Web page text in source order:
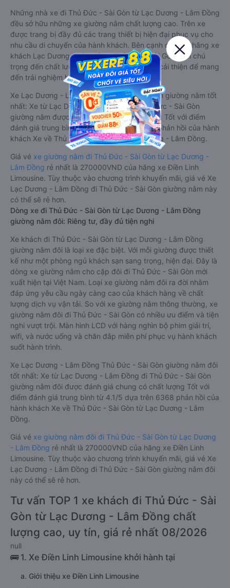
Những nhà xe đi Thủ Đức - Sài Gòn từ Lạc Dương - Lâm Đồng
đều sở hữu những xe giường nằm chất lượng cao. Trên xe
được trang bị đầy đủ các trang thiết bị hiện đại phục vụ cho
nhu cầu di chuyển của hành khách. Bên cạnh đó, các hãng xe
khách Lạc Dương - Lâm Đồng Thủ Đức - Sài Gòn luôn chú
trọng đến chất lượng dịch vụ, không ngừng cải thiện để mang
đến trải nghiệm hoàn hảo cho hành khách.
Xe Lạc Dương - Lâm Đồng Thủ Đức - Sài Gòn giường nằm tốt
nhất: Xe từ Lạc Dương - Lâm Đồng đi Thủ Đức - Sài Gòn
giường nằm được đánh giá chung chất lượng Tốt với điểm
đánh giá trung bình từ 4.1/5 dựa trên 6368 phản hồi của hành
khách Xe về Thủ Đức - Sài Gòn từ Lạc Dương - Lâm Đồng.
Giá vé xe giường nằm đi Thủ Đức - Sài Gòn từ Lạc Dương -
Lâm Đồng rẻ nhất là 270000VND của hãng xe Điền Linh
Limousine. Tùy thuộc vào chương trình khuyến mãi, giá vé Xe
Lạc Dương - Lâm Đồng đi Thủ Đức - Sài Gòn giường nằm này
có thể sẽ rẻ hơn.
Dòng xe đi Thủ Đức - Sài Gòn từ Lạc Dương - Lâm Đồng
giường nằm đôi: Riêng tư, đầy đủ tiện nghi
Xe khách đi Thủ Đức - Sài Gòn từ Lạc Dương - Lâm Đồng
giường nằm đôi là loại xe đặc biệt. Với mỗi giường được thiết
kế như một phòng ngủ khách sạn sang trọng, hiện đại. Đây là
dòng xe giường nằm cho cặp đôi đi Thủ Đức - Sài Gòn mới
xuất hiện tại Việt Nam. Loại xe giường nằm đôi ra đời nhằm
đáp ứng yêu cầu ngày càng cao của khách hàng về chất
lượng dịch vụ vận tải. So với xe giường nằm thông thường, xe
giường nằm đôi đi Thủ Đức - Sài Gòn có nhiều ưu điểm và tiện
nghi vượt trội. Màn hình LCD với hàng nghìn bộ phim giải trí,
wifi, và nước uống và chăn đắp miễn phí phục vụ hành khách
suốt hành trình.
Xe Lạc Dương - Lâm Đồng Thủ Đức - Sài Gòn giường nằm đôi
tốt nhất: Xe từ Lạc Dương - Lâm Đồng đi Thủ Đức - Sài Gòn
giường nằm đôi được đánh giá chung có chất lượng Tốt với
điểm đánh giá trung bình từ 4.1/5 dựa trên 6368 phản hồi của
hành khách Xe về Thủ Đức - Sài Gòn từ Lạc Dương - Lâm
Đồng.
Giá vé xe giường nằm đôi đi Thủ Đức - Sài Gòn từ Lạc Dương
- Lâm Đồng rẻ nhất là 270000VND của hãng xe Điền Linh
Limousine. Tùy thuộc vào chương trình khuyến mãi, giá vé Xe
Lạc Dương - Lâm Đồng đi Thủ Đức - Sài Gòn giường nằm đôi
này có thể sẽ rẻ hơn.
Tư vấn TOP 1 xe khách đi Thủ Đức - Sài
Gòn từ Lạc Dương - Lâm Đồng chất
lượng cao, uy tín, giá rẻ nhất 08/2026
null
🚌 1. Xe Điền Linh Limousine khởi hành tại
a. Giới thiệu xe Điền Linh Limousine